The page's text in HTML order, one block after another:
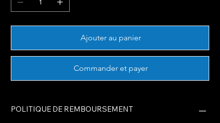
Ajouter au panier
Commander et payer
POLITIQUE DE REMBOURSEMENT